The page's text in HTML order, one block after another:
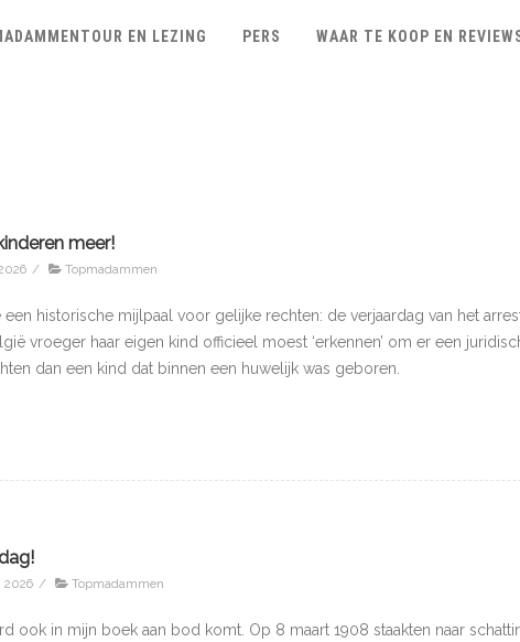
EN LEZING PERS WAAR TE KOOP EN
meer!
/ Topmadammen
een historische mijlpaal voor gelijke rechten: de verjaardag van het
vroeger haar eigen kind officieel moest ‘erkennen’ om er een
dan een kind dat binnen een huwelijk was geboren.
2026 / Topmadammen
ook in mijn boek aan bod komt. Op 8 maart 1908 staakten naar